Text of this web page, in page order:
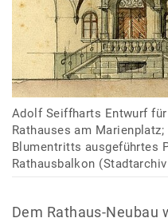
Adolf Seiffharts Entwurf
Rathauses am
Blumentritts ausgeführtes
Rathausbalkon
Dem Rathaus-Neubau